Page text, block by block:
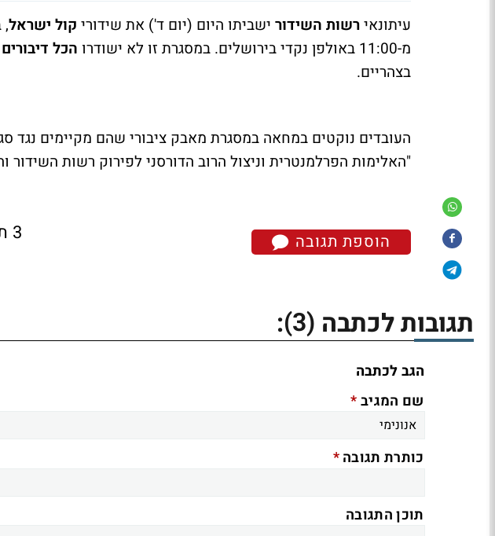
עיתונאירשות השידור ישביתו היום (יום ד') את שידורי קול ישראל,
מ-11:00 באולפן נקדי בירושלים. במסגרת זו לא ישודרו
הכל דיבורים
בצהריים.
העובדים נוקטים במחאה במסגרת מאבק ציבורי שהם מקיימים נגד
"האלימות הפרלמנטרית וניצול הרוב הדורסני לפירוק רשות השידור
הוספת תגובה 3 תגובות
תגובות לכתבה (3)
:
הגב לכתבה
שם המגיב*
כותרת תגובה*
תוכן התגובה